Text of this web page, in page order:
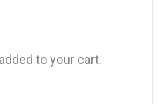
to your cart.